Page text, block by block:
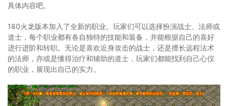
具体内容吧。
180火龙版本加入了全新的职业。玩家们可以选择扮演战士、法师或
道士，每个职业都有各自独特的技能和装备，并能根据自己的喜好
进行进阶和转职。无论是喜欢近身攻击的战士，还是擅长远程法术
的法师，亦或是懂得治疗和辅助的道士，玩家们都能找到自己心仪
的职业，展现出自己的实力。